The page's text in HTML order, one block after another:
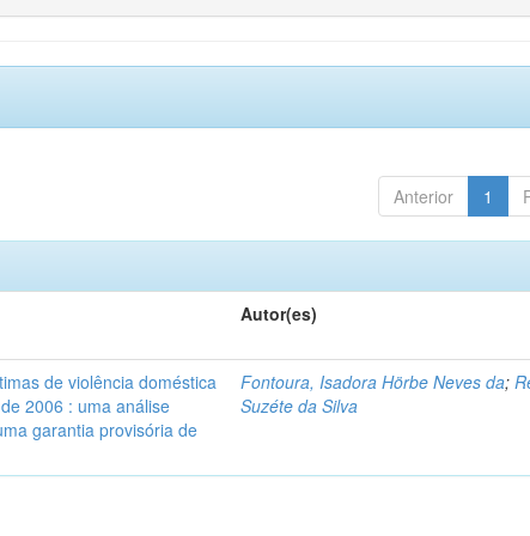
Anterior 1
Autor(es)
de violência doméstica
2006 : uma análise
garantia provisória de
Fontoura, Isadora Hörbe Neves da;
Suzéte da Silva